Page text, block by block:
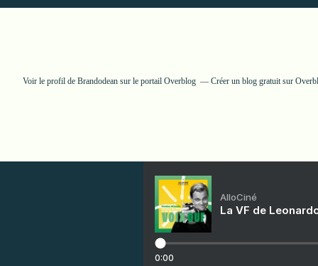
Voir le profil de Brandodean sur le portail Overblog Créer un blog gratuit sur
AlloCiné
La VF de
0:00